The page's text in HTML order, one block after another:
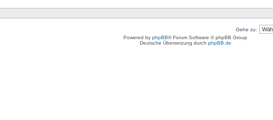
Gehe zu:
Powered by phpBB® Forum Software © phpBB Group
Deutsche Übersetzung durch phpBB.de